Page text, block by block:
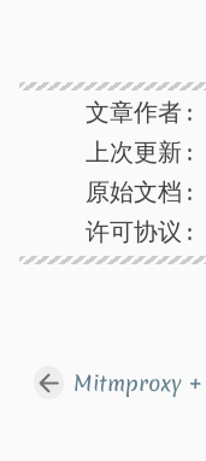
文章作者
上次更新
原始文档
许可协议